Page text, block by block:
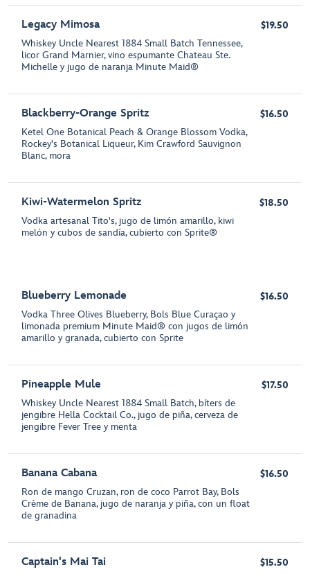
Legacy Mimosa
Whiskey Uncle Nearest 1884 Small Batch Tennessee,
licor Grand Marnier, vino espumante Chateau Ste.
Michelle y jugo de naranja Minute Maid®
$19.50
Blackberry-Orange Spritz
Ketel One Botanical Peach & Orange Blossom Vodka,
Rockey's Botanical Liqueur, Kim Crawford Sauvignon
Blanc, mora
$16.50
Kiwi-Watermelon Spritz
Vodka artesanal Tito's, jugo de limón amarillo, kiwi
melón y cubos de sandía, cubierto con Sprite®
$18.50
Blueberry Lemonade
Vodka Three Olives Blueberry, Bols Blue Curaçao y
limonada premium Minute Maid® con jugos de limón
amarillo y granada, cubierto con Sprite
$16.50
Pineapple Mule
Whiskey Uncle Nearest 1884 Small Batch, bíters de
jengibre Hella Cocktail Co., jugo de piña, cerveza de
jengibre Fever Tree y menta
$17.50
Banana Cabana
Ron de mango Cruzan, ron de coco Parrot Bay, Bols
Crème de Banana, jugo de naranja y piña, con un float
de granadina
$16.50
Captain's Mai Tai $15.50